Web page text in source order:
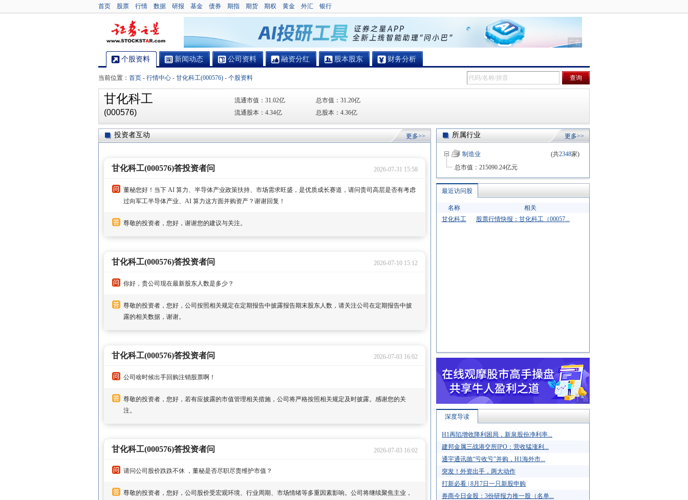
首页 股票 行情 数据 研报 基金 债券 期指 期货 期权 黄金 外汇 银行
个股资料 新闻动态 公司资料 融资分红 股本股东 财务分析
当前位置： 首页 - 行情中心 - 甘化科工(000576) - 个股资料
甘化科工
(000576)
流通市值： 31.02亿 总市值： 31.20亿
流通股本： 4.34亿 总股本： 4.36亿
投资者互动 更多>>
甘化科工(000576)答投资者问 2026-07-31 15:58
董秘您好！当下 AI 算力、半导体产业政策扶持、市场需求旺盛，是优质成长赛道，请问贵司高层是否有考虑
过向军工半导体产业、AI 算力这方面并购资产？谢谢回复！
尊敬的投资者，您好，谢谢您的建议与关注。
甘化科工(000576)答投资者问 2026-07-10 15:12
你好，贵公司现在最新股东人数是多少？
尊敬的投资者，您好，公司按照相关规定在定期报告中披露报告期末股东人数，请关注公司在定期报告中披
露的相关数据，谢谢。
甘化科工(000576)答投资者问 2026-07-03 16:02
公司啥时候出手回购注销股票啊！
尊敬的投资者，您好，若有应披露的市值管理相关措施，公司将严格按照相关规定及时披露。感谢您的关
注。
甘化科工(000576)答投资者问 2026-07-03 16:02
请问公司股价跌跌不休 ，董秘是否尽职尽责维护市值？
尊敬的投资者，您好，公司股价受宏观环境、行业周期、市场情绪等多重因素影响。公司将继续聚焦主业，
所属行业 更多>>
制造业 (共2348家)
总市值： 215090.24亿元
最近访问股
名称
相关
甘化科工
股票行情快报：甘化科工（00057...
深度导读
H1再陷增收降利困局，新泉股份净利率...
建邦金属三战港交所IPO：营收猛涨利...
通宇通讯抛“亏收亏”并购，H1海外市...
突发！外资出手，两大动作
打新必看 | 8月7日一只新股申购
券商今日金股：3份研报力推一股（名单...